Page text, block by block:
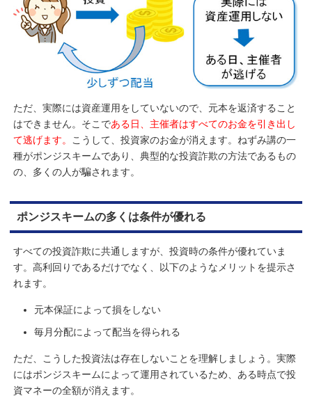
ただ、実際には資産運用をしていないので、元本を返済すること
はできません。そこである日、主催者はすべてのお金を引き出し
て逃げます。
こうして、投資家のお金が消えます。ねずみ講の一
種がポンジスキームであり、典型的な投資詐欺の方法であるもの
の、多くの人が騙されます。
ポンジスキームの多くは条件が優れる
すべての投資詐欺に共通しますが、投資時の条件が優れていま
す。高利回りであるだけでなく、以下のようなメリットを提示さ
れます。
元本保証によって損をしない
毎月分配によって配当を得られる
ただ、こうした投資法は存在しないことを理解しましょう。実際
にはポンジスキームによって運用されているため、ある時点で投
資マネーの全額が消えます。